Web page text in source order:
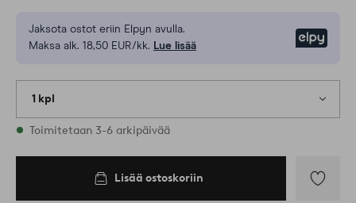
Jaksota ostot eriin Elpyn avulla.
Maksa alk. 18,50 EUR/kk. Lue lisää
1 kpl
Varastossa
Toimitetaan 3-6 arkipäivää
Lisää ostoskoriin